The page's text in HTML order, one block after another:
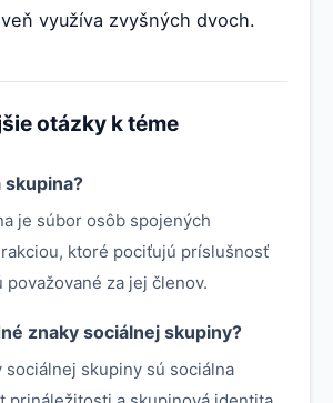
využíva zvyšných dvoch.
otázky k téme
skupina?
je súbor osôb spojených
ktoré pociťujú príslušnosť
považované za jej členov.
znaky sociálnej skupiny?
sociálnej skupiny sú sociálna